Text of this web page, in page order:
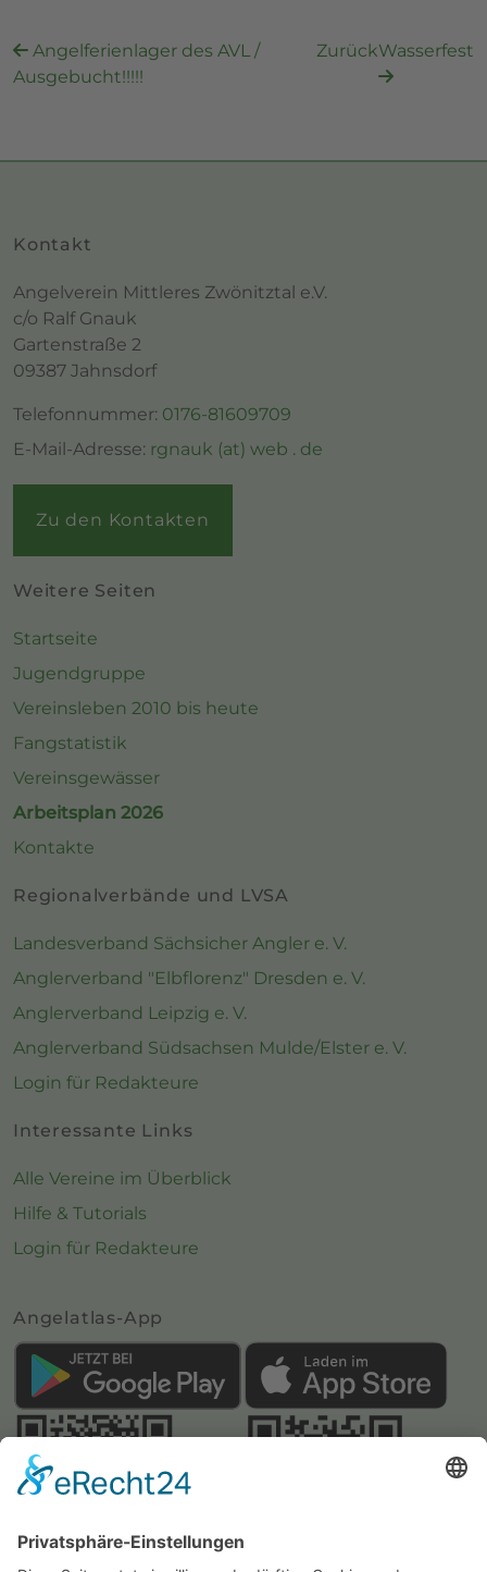
Angelferienlager des AVL /
Ausgebucht!!!!!
ZurückWasserfest
Kontakt
Angelverein Mittleres Zwönitztal e.V.
c/o Ralf Gnauk
Gartenstraße 2
09387 Jahnsdorf
Telefonnummer: 0176-81609709
E-Mail-Adresse: rgnauk (at) web . de
Zu den Kontakten
Weitere Seiten
Startseite
Jugendgruppe
Vereinsleben 2010 bis heute
Fangstatistik
Vereinsgewässer
Arbeitsplan 2026
Kontakte
Regionalverbände und LVSA
Landesverband Sächsicher Angler e. V.
Anglerverband "Elbflorenz" Dresden e. V.
Anglerverband Leipzig e. V.
Anglerverband Südsachsen Mulde/Elster e. V.
Login für Redakteure
Interessante Links
Alle Vereine im Überblick
Hilfe & Tutorials
Login für Redakteure
Angelatlas-App